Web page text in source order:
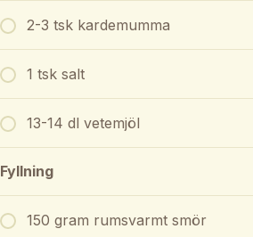
2-3 tsk kardemumma
1 tsk salt
13-14 dl vetemjöl
Fyllning
150 gram rumsvarmt smör